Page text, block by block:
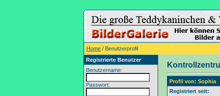
Home / Benutzerprofil
Registrierte Benutzer
Benutzername:
Passwort:
Profil von: Sophia
Registriert seit: